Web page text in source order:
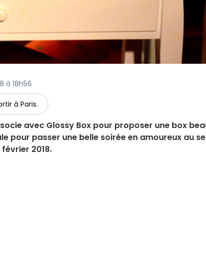
à 18h56
à Paris.
avec Glossy Box pour proposer une box
pour passer une belle soirée en amoureux au
2018.